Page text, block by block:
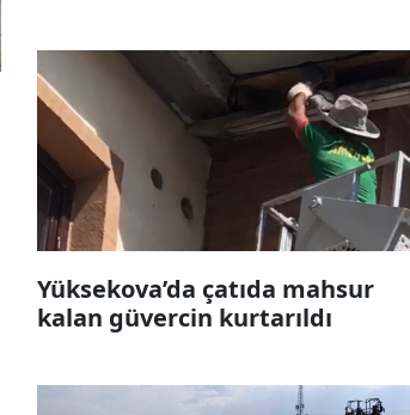
Yüksekova’da çatıda mahsur
kalan güvercin kurtarıldı